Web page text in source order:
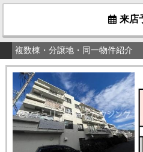
来店
複数棟・分譲地・同一物件紹介